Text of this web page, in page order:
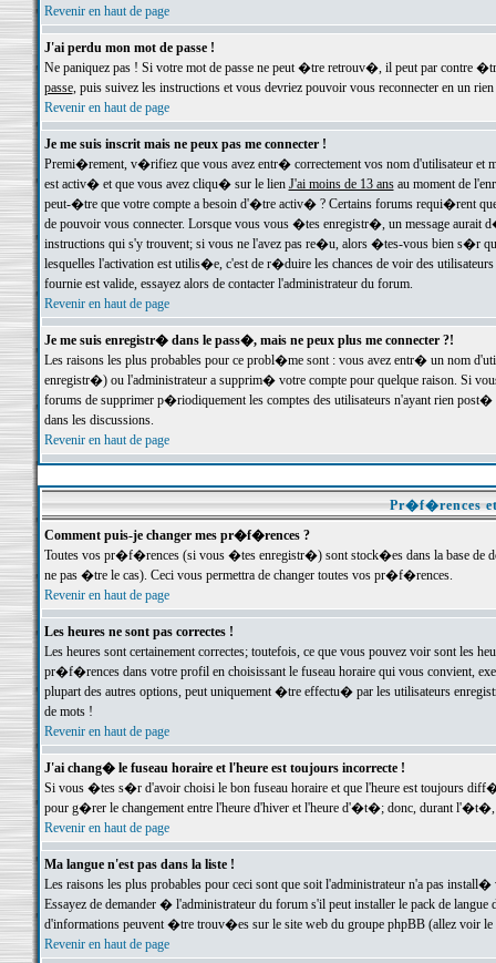
Revenir en haut de page
J'ai perdu mon mot de passe !
Ne paniquez pas ! Si votre mot de passe ne peut �tre retrouv�, il peut par contre
passe, puis suivez les instructions et vous devriez pouvoir vous reconnecter en un rien
Revenir en haut de page
Je me suis inscrit mais ne peux pas me connecter !
Premi�rement, v�rifiez que vous avez entr� correctement vos nom d'utilisateur
est activ� et que vous avez cliqu� sur le lien J'ai moins de 13 ansau moment de
peut-�tre que votre compte a besoin d'�tre activ� ? Certains forums requi�rent
de pouvoir vous connecter. Lorsque vous vous �tes enregistr�, un message aurait
instructions qui s'y trouvent; si vous ne l'avez pas re�u, alors �tes-vous bien s�r
lesquelles l'activation est utilis�e, c'est de r�duire les chances de voir des
fournie est valide, essayez alors de contacter l'administrateur du forum.
Revenir en haut de page
Je me suis enregistr� dans le pass�, mais ne peux plus me connecter ?!
Les raisons les plus probables pour ce probl�me sont : vous avez entr� un nom
enregistr�) ou l'administrateur a supprim� votre compte pour quelque raison. Si
forums de supprimer p�riodiquement les comptes des utilisateurs n'ayant rien
dans les discussions.
Revenir en haut de page
Pr�f�rences
Comment puis-je changer mes pr�f�rences ?
Toutes vos pr�f�rences (si vous �tes enregistr�) sont stock�es dans la base de
ne pas �tre le cas). Ceci vous permettra de changer toutes vos pr�f�rences.
Revenir en haut de page
Les heures ne sont pas correctes !
Les heures sont certainement correctes; toutefois, ce que vous pouvez voir sont
pr�f�rences dans votre profil en choisissant le fuseau horaire qui vous convient,
plupart des autres options, peut uniquement �tre effectu� par les utilisateurs
de mots !
Revenir en haut de page
J'ai chang� le fuseau horaire et l'heure est toujours incorrecte !
Si vous �tes s�r d'avoir choisi le bon fuseau horaire et que l'heure est toujours
pour g�rer le changement entre l'heure d'hiver et l'heure d'�t�; donc, durant
Revenir en haut de page
Ma langue n'est pas dans la liste !
Les raisons les plus probables pour ceci sont que soit l'administrateur n'a pas
Essayez de demander � l'administrateur du forum s'il peut installer le pack de
d'informations peuvent �tre trouv�es sur le site web du groupe phpBB (allez voir le
Revenir en haut de page